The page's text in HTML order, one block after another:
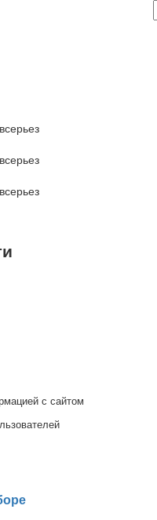
с сайтом